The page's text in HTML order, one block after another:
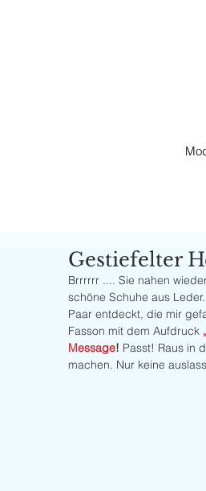
Gestiefelter
Brrrrrr .... Sie nahen
schöne Schuhe aus
Paar entdeckt, die mir
Fasson mit dem Aufdruck
Message! Passt! Raus in
machen. Nur keine